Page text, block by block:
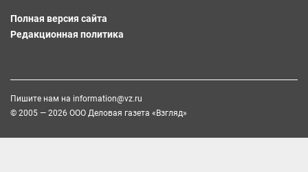
Полная версия сайта
Редакционная политика
Пишите нам на information@vz.ru
© 2005 — 2026 ООО Деловая газета «Взгляд»